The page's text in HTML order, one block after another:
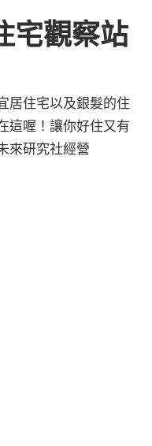
宅觀察站
居住宅以及銀髮的住
這喔！讓你好住又有
來研究社經營